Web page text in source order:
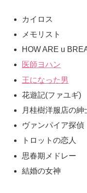
カイロス
メモリスト
HOW ARE u
医師ヨハン
王になった男
花遊記(ファユギ)
月桂樹洋服店の紳
ヴァンパイア探偵
トロットの恋人
思春期メドレー
結婚の女神